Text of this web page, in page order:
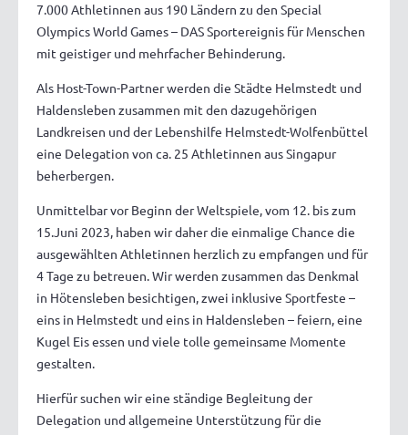
7.000 Athletinnen aus 190 Ländern zu den Special
Olympics World Games – DAS Sportereignis für Menschen
mit geistiger und mehrfacher Behinderung.
Als Host-Town-Partner werden die Städte Helmstedt und
Haldensleben zusammen mit den dazugehörigen
Landkreisen und der Lebenshilfe Helmstedt-Wolfenbüttel
eine Delegation von ca. 25 Athletinnen aus Singapur
beherbergen.
Unmittelbar vor Beginn der Weltspiele, vom 12. bis zum
15.Juni 2023, haben wir daher die einmalige Chance die
ausgewählten Athletinnen herzlich zu empfangen und für
4 Tage zu betreuen. Wir werden zusammen das Denkmal
in Hötensleben besichtigen, zwei inklusive Sportfeste –
eins in Helmstedt und eins in Haldensleben – feiern, eine
Kugel Eis essen und viele tolle gemeinsame Momente
gestalten.
Hierfür suchen wir eine ständige Begleitung der
Delegation und allgemeine Unterstützung für die